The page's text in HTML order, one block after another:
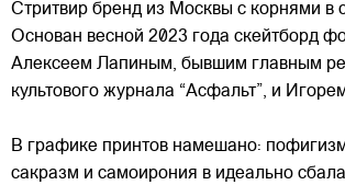
Стритвир бренд из Москвы с корнями в
Основан весной 2023 года скейтборд
Алексеем Лапиным, бывшим главным
культового журнала “Асфальт”, и
В графике принтов намешано:
сакразм и самоирония в идеально